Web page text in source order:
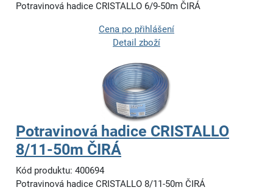
Potravinová hadice CRISTALLO 6/9-50m ČIRÁ
Cena po přihlášení
Detail zboží
Potravinová hadice CRISTALLO
8/11-50m ČIRÁ
Kód produktu: 400694
Potravinová hadice CRISTALLO 8/11-50m ČIRÁ